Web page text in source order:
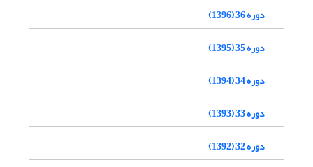
دوره 36 (1396)
دوره 35 (1395)
دوره 34 (1394)
دوره 33 (1393)
دوره 32 (1392)